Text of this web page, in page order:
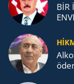
BİR